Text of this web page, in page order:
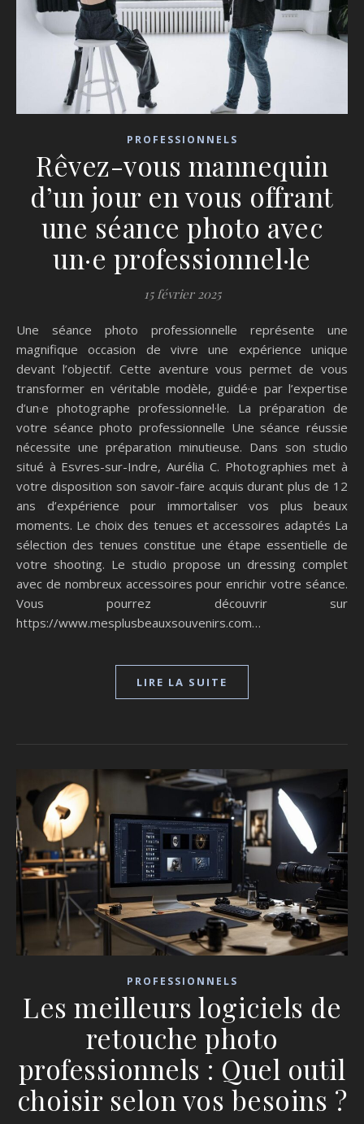
PROFESSIONNELS
Rêvez-vous mannequin
d’un jour en vous offrant
une séance photo avec
un·e professionnel·le
15 février 2025
Une séance photo professionnelle représente une
magnifique occasion de vivre une expérience unique
devant l’objectif. Cette aventure vous permet de vous
transformer en véritable modèle, guidé·e par l’expertise
d’un·e photographe professionnel·le. La préparation de
votre séance photo professionnelle Une séance réussie
nécessite une préparation minutieuse. Dans son studio
situé à Esvres-sur-Indre, Aurélia C. Photographies met à
votre disposition son savoir-faire acquis durant plus de 12
ans d’expérience pour immortaliser vos plus beaux
moments. Le choix des tenues et accessoires adaptés La
sélection des tenues constitue une étape essentielle de
votre shooting. Le studio propose un dressing complet
avec de nombreux accessoires pour enrichir votre séance.
Vous pourrez découvrir sur
https://www.mesplusbeauxsouvenirs.com…
LIRE LA SUITE
PROFESSIONNELS
Les meilleurs logiciels de
retouche photo
professionnels : Quel outil
choisir selon vos besoins ?